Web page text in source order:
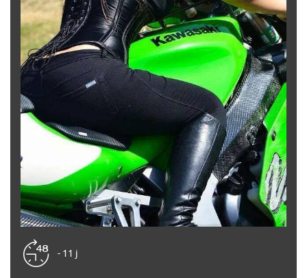
- 11 j